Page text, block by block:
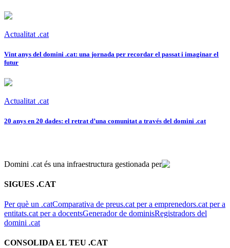
Actualitat .cat
Vint anys del domini .cat: una jornada per recordar el passat i imaginar el
futur
Actualitat .cat
20 anys en 20 dades: el retrat d’una comunitat a través del domini .cat
Domini .cat és una infraestructura gestionada per
SIGUES .CAT
Per què un .catComparativa de preus.cat per a emprenedors.cat per a
entitats.cat per a docentsGenerador de dominisRegistradors del
domini .cat
CONSOLIDA EL TEU .CAT